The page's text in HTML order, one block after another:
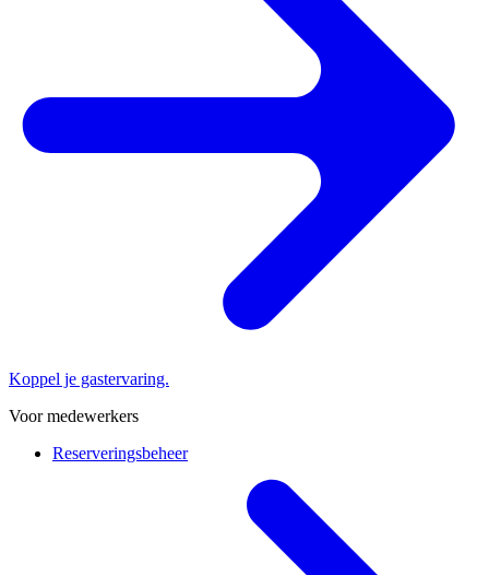
Koppel je gastervaring.
Voor medewerkers
Reserveringsbeheer